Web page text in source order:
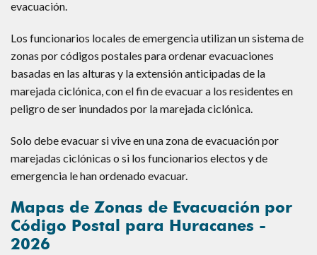
evacuación.
Los funcionarios locales de emergencia utilizan un sistema de
zonas por códigos postales para ordenar evacuaciones
basadas en las alturas y la extensión anticipadas de la
marejada ciclónica, con el fin de evacuar a los residentes en
peligro de ser inundados por la marejada ciclónica.
Solo debe evacuar si vive en una zona de evacuación por
marejadas ciclónicas o si los funcionarios electos y de
emergencia le han ordenado evacuar.
Mapas de Zonas de Evacuación por
Código Postal para Huracanes -
2026